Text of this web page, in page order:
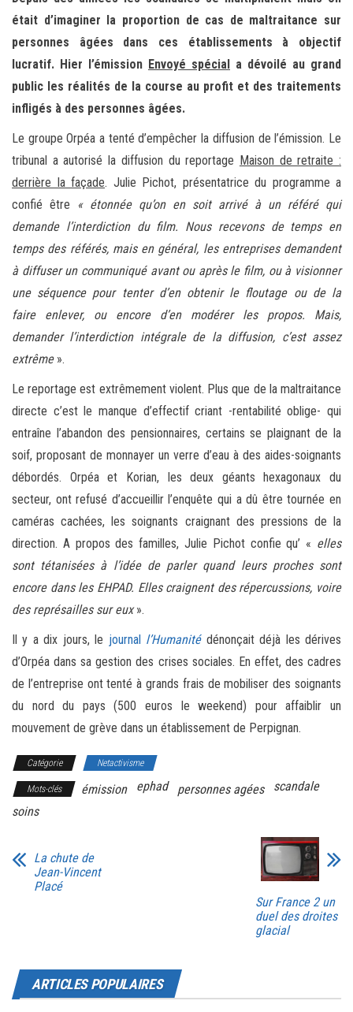
l
a
n
a
g
a
o
n
était d’imaginer la proportion de cas de maltraitance sur
personnes âgées dans ces établissements à objectif
lucratif. Hier l’émission Envoyé spécial a dévoilé au grand
public les réalités de la course au profit et des traitements
infligés à des personnes âgées.
Le groupe Orpéa a tenté d’empêcher la diffusion de l’émission. Le
tribunal a autorisé la diffusion du reportage Maison de retraite :
derrière la façade. Julie Pichot, présentatrice du programme a
confié être
« étonnée qu’on en soit arrivé à un référé qui
demande l’interdiction du film. Nous recevons de temps en
temps des référés, mais en général, les entreprises demandent
à diffuser un communiqué avant ou après le film, ou à visionner
une séquence pour tenter d’en obtenir le floutage ou de la
faire enlever, ou encore d’en modérer les propos. Mais,
demander l’interdiction intégrale de la diffusion, c’est assez
extrême».
Le reportage est extrêmement violent. Plus que de la maltraitance
directe c’est le manque d’effectif criant -rentabilité oblige- qui
entraîne l’abandon des pensionnaires, certains se plaignant de la
soif, proposant de monnayer un verre d’eau à des aides-soignants
débordés. Orpéa et Korian, les deux géants hexagonaux du
secteur, ont refusé d’accueillir l’enquête qui a dû être tournée en
caméras cachées, les soignants craignant des pressions de la
direction. A propos des familles, Julie Pichot confie qu’ « elles
sont tétanisées à l’idée de parler quand leurs proches sont
encore dans les EHPAD. Elles craignent des répercussions, voire
des représailles sur eux».
Il y a dix jours, le journal l’Humanité dénonçait déjà les dérives
d’Orpéa dans sa gestion des crises sociales. En effet, des cadres
de l’entreprise ont tenté à grands frais de mobiliser des soignants
du nord du pays (500 euros le weekend) pour affaiblir un
mouvement de grève dans un établissement de Perpignan.
Catégorie Netactivisme
Mots-clés émission ephad personnes agées
scandale
soins
La chute de
Jean-Vincent
Placé
Sur France 2 un
duel des droites
glacial
ARTICLES POPULAIRES